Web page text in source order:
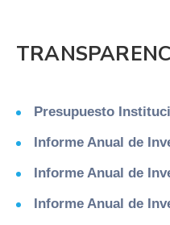
Presupuesto
Informe Anual de
Informe Anual de
Informe Anual de